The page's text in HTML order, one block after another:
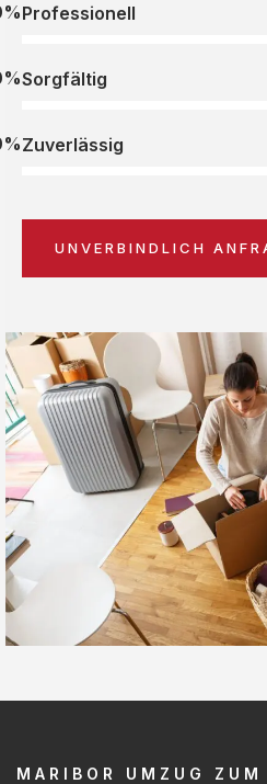
Professionell
Sorgfältig
Zuverlässig
UNVERBINDLICH
MARIBOR UMZUG